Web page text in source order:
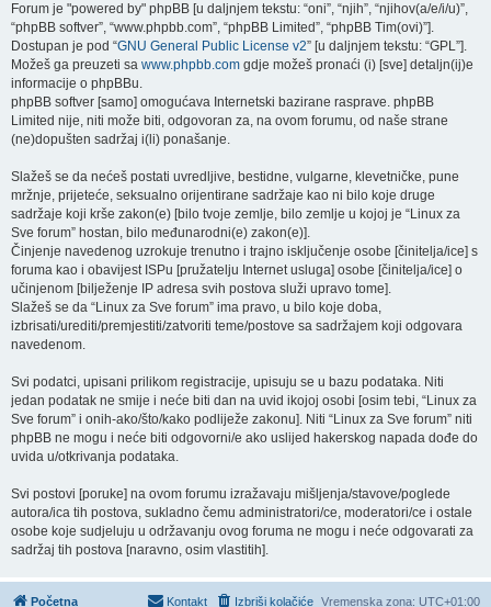
Forum je "powered by" phpBB [u daljnjem tekstu: “oni”, “njih”, “njihov(a/e/i/u)”,
“phpBB softver”, “www.phpbb.com”, “phpBB Limited”, “phpBB Tim(ovi)”].
Dostupan je pod “GNU General Public License v2” [u daljnjem tekstu: “GPL”].
Možeš ga preuzeti sa www.phpbb.com gdje možeš pronaći (i) [sve] detaljn(ij)e
informacije o phpBBu.
phpBB softver [samo] omogućava Internetski bazirane rasprave. phpBB
Limited nije, niti može biti, odgovoran za, na ovom forumu, od naše strane
(ne)dopušten sadržaj i(li) ponašanje.
Slažeš se da nećeš postati uvredljive, bestidne, vulgarne, klevetničke, pune
mržnje, prijeteće, seksualno orijentirane sadržaje kao ni bilo koje druge
sadržaje koji krše zakon(e) [bilo tvoje zemlje, bilo zemlje u kojoj je “Linux za
Sve forum” hostan, bilo međunarodni(e) zakon(e)].
Činjenje navedenog uzrokuje trenutno i trajno isključenje osobe [činitelja/ice] s
foruma kao i obavijest ISPu [pružatelju Internet usluga] osobe [činitelja/ice] o
učinjenom [bilježenje IP adresa svih postova služi upravo tome].
Slažeš se da “Linux za Sve forum” ima pravo, u bilo koje doba,
izbrisati/urediti/premjestiti/zatvoriti teme/postove sa sadržajem koji odgovara
navedenom.
Svi podatci, upisani prilikom registracije, upisuju se u bazu podataka. Niti
jedan podatak ne smije i neće biti dan na uvid ikojoj osobi [osim tebi, “Linux za
Sve forum” i onih-ako/što/kako podliježe zakonu]. Niti “Linux za Sve forum” niti
phpBB ne mogu i neće biti odgovorni/e ako uslijed hakerskog napada dođe do
uvida u/otkrivanja podataka.
Svi postovi [poruke] na ovom forumu izražavaju mišljenja/stavove/poglede
autora/ica tih postova, sukladno čemu administratori/ce, moderatori/ce i ostale
osobe koje sudjeluju u održavanju ovog foruma ne mogu i neće odgovarati za
sadržaj tih postova [naravno, osim vlastitih].
Početna Vremenska zona: UTC+01:00
Izbriši kolačiće
Kontakt